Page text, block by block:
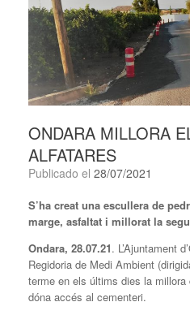
ONDARA MILLORA
ALFATARES
Publicado el 28/07/2021
S’ha creat una escullera de
marge, asfaltat i millorat la
Ondara, 28.07.21. L’Ajuntament
Regidoria de Medi Ambient
terme en els últims dies la
dóna accés al cementeri.